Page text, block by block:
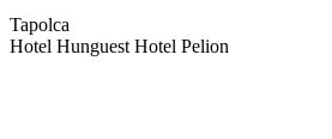
Tapolca
Hotel Hunguest Hotel Pelion